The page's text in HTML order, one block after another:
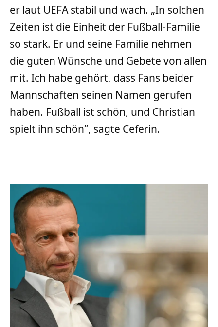
er laut UEFA stabil und wach. „In solchen
Zeiten ist die Einheit der Fußball-Familie
so stark. Er und seine Familie nehmen
die guten Wünsche und Gebete von allen
mit. Ich habe gehört, dass Fans beider
Mannschaften seinen Namen gerufen
haben. Fußball ist schön, und Christian
spielt ihn schön“, sagte Ceferin.